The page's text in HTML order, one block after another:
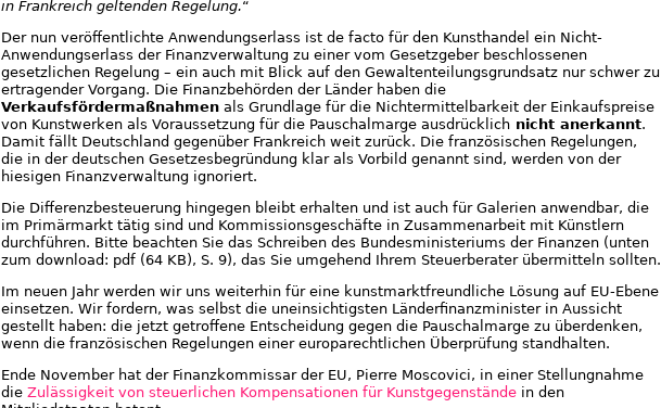
in Frankreich geltenden Regelung.“
Der nun veröffentlichte Anwendungserlass ist de facto für den Kunsthandel ein Nicht-
Anwendungserlass der Finanzverwaltung zu einer vom Gesetzgeber beschlossenen
gesetzlichen Regelung – ein auch mit Blick auf den Gewaltenteilungsgrundsatz nur schwer zu
ertragender Vorgang. Die Finanzbehörden der Länder haben die
Verkaufsfördermaßnahmen als Grundlage für die Nichtermittelbarkeit der Einkaufspreise
von Kunstwerken als Voraussetzung für die Pauschalmarge ausdrücklich nicht anerkannt.
Damit fällt Deutschland gegenüber Frankreich weit zurück. Die französischen Regelungen,
die in der deutschen Gesetzesbegründung klar als Vorbild genannt sind, werden von der
hiesigen Finanzverwaltung ignoriert.
Die Differenzbesteuerung hingegen bleibt erhalten und ist auch für Galerien anwendbar, die
im Primärmarkt tätig sind und Kommissionsgeschäfte in Zusammenarbeit mit Künstlern
durchführen. Bitte beachten Sie das Schreiben des Bundesministeriums der Finanzen (unten
zum download: pdf (64 KB), S. 9), das Sie umgehend Ihrem Steuerberater übermitteln sollten.
Im neuen Jahr werden wir uns weiterhin für eine kunstmarktfreundliche Lösung auf EU-Ebene
einsetzen. Wir fordern, was selbst die uneinsichtigsten Länderfinanzminister in Aussicht
gestellt haben: die jetzt getroffene Entscheidung gegen die Pauschalmarge zu überdenken,
wenn die französischen Regelungen einer europarechtlichen Überprüfung standhalten.
Ende November hat der Finanzkommissar der EU, Pierre Moscovici, in einer Stellungnahme
die Zulässigkeit von steuerlichen Kompensationen für Kunstgegenstände in den